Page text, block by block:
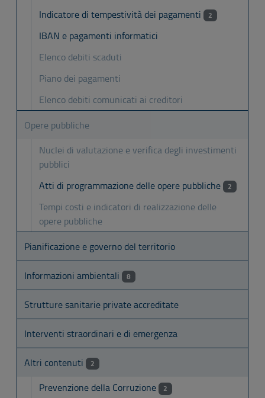
Indicatore di tempestività dei pagamenti 2
IBAN e pagamenti informatici
Elenco debiti scaduti
Piano dei pagamenti
Elenco debiti comunicati ai creditori
Opere pubbliche
Nuclei di valutazione e verifica degli investimenti
pubblici
Atti di programmazione delle opere pubbliche
2
Tempi costi e indicatori di realizzazione delle
opere pubbliche
Pianificazione e governo del territorio
Informazioni ambientali 8
Strutture sanitarie private accreditate
Interventi straordinari e di emergenza
Altri contenuti 2
Prevenzione della Corruzione 2